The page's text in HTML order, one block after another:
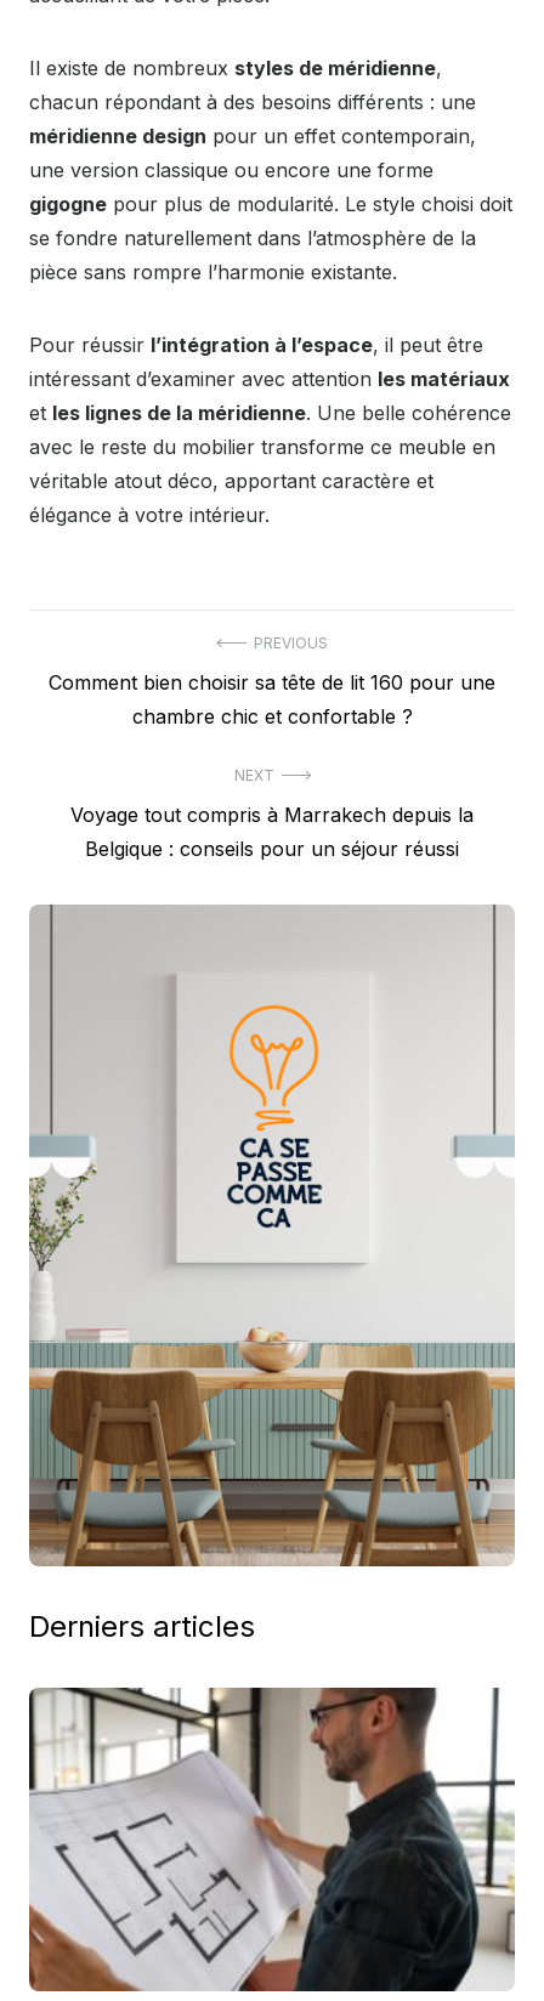
Il existe de nombreux styles de méridienne,
chacun répondant à des besoins différents : une
méridienne design pour un effet contemporain,
une version classique ou encore une forme
gigogne pour plus de modularité. Le style choisi doit
se fondre naturellement dans l’atmosphère de la
pièce sans rompre l’harmonie existante.
Pour réussir l’intégration à l’espace, il peut être
intéressant d’examiner avec attention les matériaux
et les lignes de la méridienne. Une belle cohérence
avec le reste du mobilier transforme ce meuble en
véritable atout déco, apportant caractère et
élégance à votre intérieur.
de
PREVIOUS
Previous
Comment bien choisir sa tête de lit 160 pour une
chambre chic et confortable ?
NEXT
NextVoyage tout compris à Marrakech depuis la
Belgique : conseils pour un séjour réussi
Derniers articles